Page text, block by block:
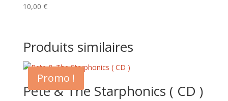
10,00 €
Produits similaires
Promo !
Pete & The Starphonics ( CD )